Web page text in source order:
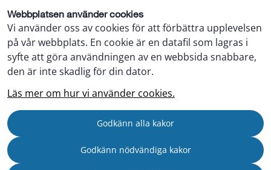
Webbplatsen använder cookies
Vi använder oss av cookies för att förbättra upplevelsen
på vår webbplats. En cookie är en datafil som lagras i
syfte att göra användningen av en webbsida snabbare,
den är inte skadlig för din dator.
Läs mer om hur vi använder cookies.
Godkänn alla kakor
Godkänn nödvändiga kakor